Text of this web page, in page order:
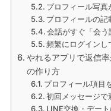
プロフィール写真
プロフィールの
会話がすぐ「会う
頻繁にログインし
やれるアプリで返信
の作り方
プロフィール項目
初回メッセージで
LINE交換・デー